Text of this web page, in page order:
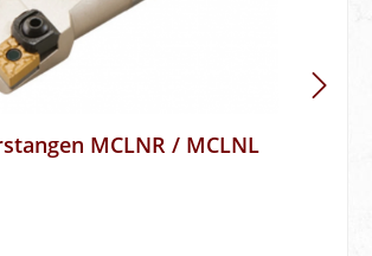
MCLNR / MCLNL